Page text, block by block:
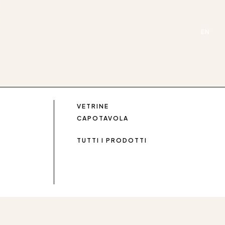
VETRINE
CAPOTAVOLA
TUTTI I PRODOTTI